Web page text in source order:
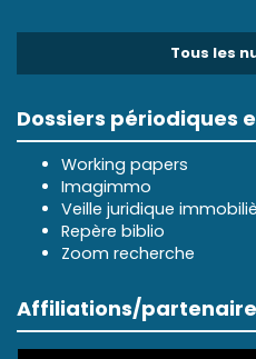
Tous les
Dossiers périodiques
Working papers
Imagimmo
Veille juridique
Repère biblio
Zoom recherche
Affiliations/